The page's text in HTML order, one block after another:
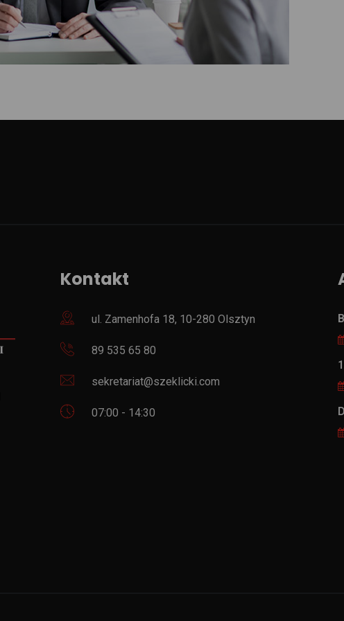
Kontakt
ul. Zamenhofa 18, 10-280 Olsztyn
89 535 65 80
sekretariat@szeklicki.com
07:00 - 14:30